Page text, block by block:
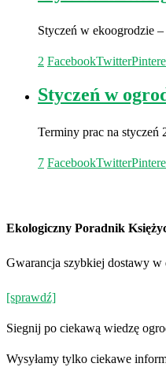
Styczeń w ekoogrodzie
2 FacebookTwitter
Styczeń w
Terminy prac na
7 FacebookTwitter
Ekologiczny Poradnik
Gwarancja szybkiej dostawy w
[sprawdź]
Siegnij po ciekawą wiedzę
Wysyłamy tylko ciekawe